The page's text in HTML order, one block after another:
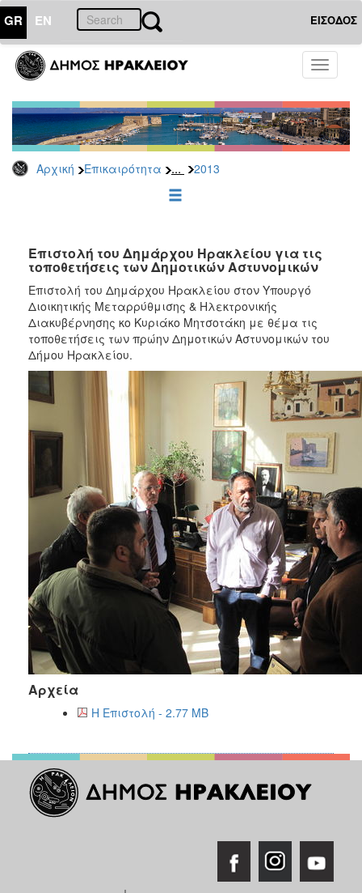
GR EN ΕΙΣΟΔΟΣ
Toggle
Αρχική Επικαιρότητα ... 2013
ΕΠΙΚΑΙΡΟΤΗΤΑ
Τύπου
Αρχείο
2026
2025
2022
2021
2020
2019
2018
2017
2012
2011
2010
2006
ΔΗΜΟΤΗΣ
ΕΠΙΣΚΕΠΤΗΣ
ΗΡΑΚΛΕΙΟ
Επιστολή του Δημάρχου Ηρακλείου για τις
τοποθετήσεις των Δημοτικών Αστυνομικών
Επιστολή του Δημάρχου Ηρακλείου στον Υπουργό
Διοικητικής Μεταρρύθμισης & Ηλεκτρονικής
Διακυβέρνησης κο Κυριάκο Μητσοτάκη με θέμα τις
τοποθετήσεις των πρώην Δημοτικών Αστυνομικών του
Δήμου Ηρακλείου.
Αρχεία
Η Επιστολή - 2.77 MB